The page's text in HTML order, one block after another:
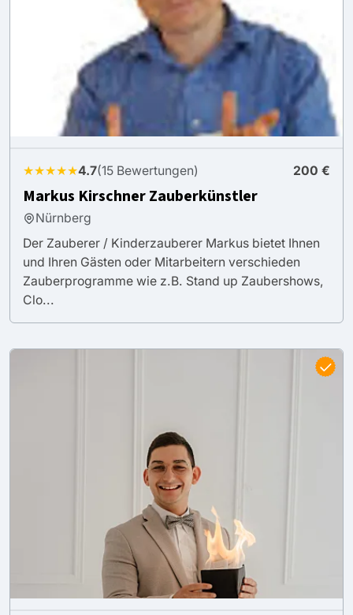
★★★★★4.7(15 Bewertungen) 200 €
Markus Kirschner Zauberkünstler
Nürnberg
Der Zauberer / Kinderzauberer Markus bietet Ihnen
und Ihren Gästen oder Mitarbeitern verschieden
Zauberprogramme wie z.B. Stand up Zaubershows,
Clo...